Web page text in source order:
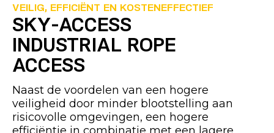
VEILIG, EFFICIËNT EN KOSTENEFFECTIEF
SKY-ACCESS
INDUSTRIAL ROPE
ACCESS
Naast de voordelen van een hogere
veiligheid door minder blootstelling aan
risicovolle omgevingen, een hogere